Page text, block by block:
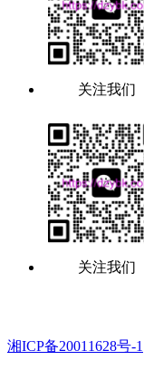
关注我们
关注我们
湘ICP备20011628号-1